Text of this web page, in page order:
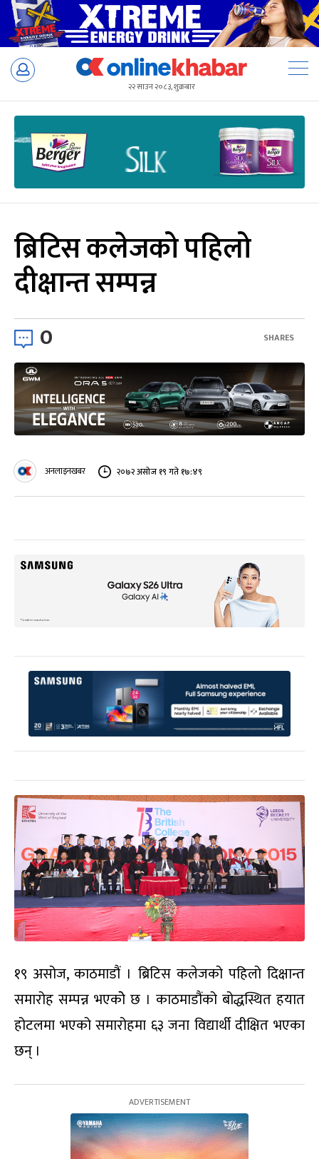
Skip
२२ साउन २०८३, शुक्रबार
ब्रिटिस कलेजको पहिलो
दीक्षान्त सम्पन्न
0 SHARES
अनलाइनखबर २०७२ असोज १९ गते १७:४९
१९ असोज, काठमाडौं । ब्रिटिस कलेजको पहिलो दिक्षान्त
समारोह सम्पन्न भएकोे छ । काठमाडौंको बोद्धस्थित हयात
होटलमा भएको समारोहमा ६३ जना विद्यार्थी दीक्षित भएका
छन् ।